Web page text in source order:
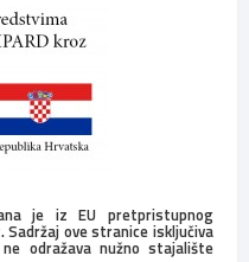
je iz EU pretpristupnog
Sadržaj ove stranice isključiva
odražava nužno stajalište